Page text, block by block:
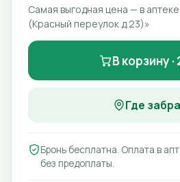
Самая выгодная цена — в
(Красный переулок д.23)»
В корзину ·
Где
Бронь бесплатна. Оплата в
без предоплаты.